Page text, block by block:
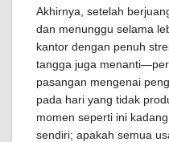
Akhirnya, setelah
dan menunggu selama
kantor dengan penuh
tangga juga
pasangan mengenai
pada hari yang tidak
momen seperti ini
sendiri; apakah semua